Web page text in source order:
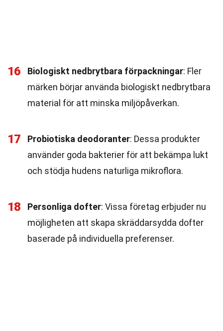
16 Biologiskt nedbrytbara förpackningar: Fler
märken börjar använda biologiskt nedbrytbara
material för att minska miljöpåverkan.
17 Probiotiska deodoranter: Dessa produkter
använder goda bakterier för att bekämpa lukt
och stödja hudens naturliga mikroflora.
18 Personliga dofter: Vissa företag erbjuder nu
möjligheten att skapa skräddarsydda dofter
baserade på individuella preferenser.